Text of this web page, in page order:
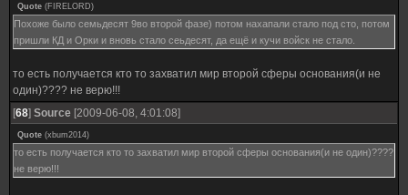
Quote (FIRELORD)
Похоже было семьдесят 9во второй фазе) потом нахапали стало под сто, потом
пришли КД и Орки и вновь стало сеьдесят, да ещё и кучи войск не стало.
то есть получается кто то захватил мир второй сферы основания(и не
один)???? не верю!!!
[68] Source [2009-06-08, 4:01:08]
Quote (xbum2014)
то есть получается кто то захватил мир второй сферы основания(и не один)????
не верю!!!